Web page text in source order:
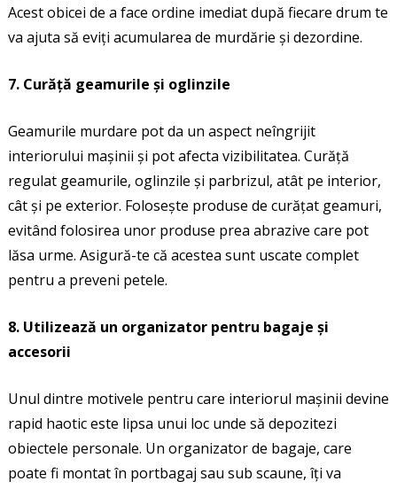
Acest obicei de a face ordine imediat după fiecare drum te
va ajuta să eviți acumularea de murdărie și dezordine.
7. Curăță geamurile și oglinzile
Geamurile murdare pot da un aspect neîngrijit
interiorului mașinii și pot afecta vizibilitatea. Curăță
regulat geamurile, oglinzile și parbrizul, atât pe interior,
cât și pe exterior. Folosește produse de curățat geamuri,
evitând folosirea unor produse prea abrazive care pot
lăsa urme. Asigură-te că acestea sunt uscate complet
pentru a preveni petele.
8. Utilizează un organizator pentru bagaje și
accesorii
Unul dintre motivele pentru care interiorul mașinii devine
rapid haotic este lipsa unui loc unde să depozitezi
obiectele personale. Un organizator de bagaje, care
poate fi montat în portbagaj sau sub scaune, îți va